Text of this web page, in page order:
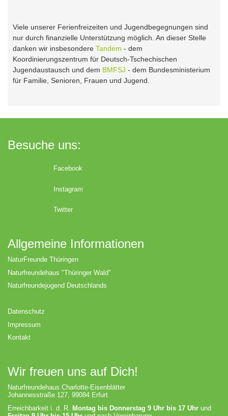
Viele unserer Ferienfreizeiten und Jugendbegegnungen sind
nur durch finanzielle Unterstützung möglich. An dieser Stelle
danken wir insbesondere Tandem - dem
Koordinierungszentrum für Deutsch-Tschechischen
Jugendaustausch und dem BMFSJ - dem Bundesministerium
für Familie, Senioren, Frauen und Jugend.
Besuche uns:
Facebook
Instagram
Twitter
Allgemeine Informationen
NaturFreunde Thüringen
Naturfreundehaus "Thüringer Wald"
Naturfreundejugend Deutschlands
Datenschutz
Impressum
Kontakt
Wir freuen uns auf Dich!
Naturfreundehaus Charlotte-Eisenblätter
Johannesstraße 127, 99084 Erfurt
Erreichbarkeit i. d. R. Montag bis Donnerstag 9 Uhr bis 17 Uhr und